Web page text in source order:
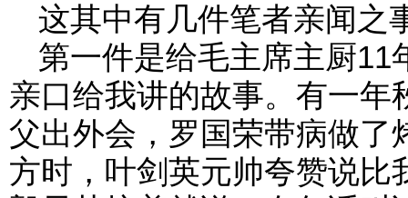
这其中有几件笔者亲闻之
第一件是给毛主席主厨11
亲口给我讲的故事。有一
父出外会，罗国荣带病做了
方时，叶剑英元帅夸赞说比